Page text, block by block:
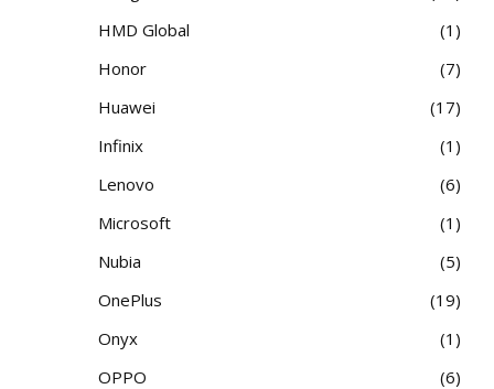
HMD Global
1
Honor
7
Huawei
17
Infinix
1
Lenovo
6
Microsoft
1
Nubia
5
OnePlus
19
Onyx
1
OPPO
6